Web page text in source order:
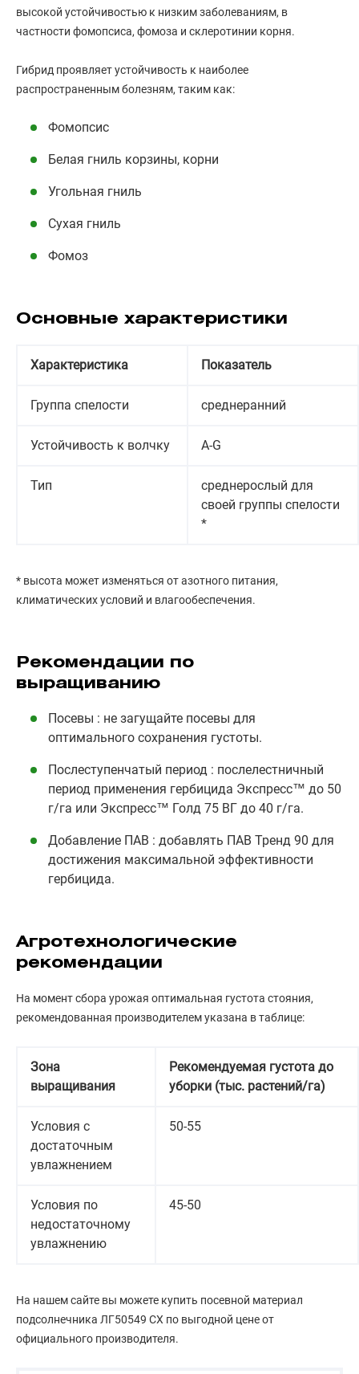
высокой устойчивостью к низким заболеваниям, в
частности фомопсиса, фомоза и склеротинии корня.
Гибрид проявляет устойчивость к наиболее
распространенным болезням, таким как:
Фомопсис
Белая гниль корзины, корни
Угольная гниль
Сухая гниль
Фомоз
Основные характеристики
Характеристика Показатель
Группа спелости среднеранний
Устойчивость к волчку А-G
Тип
среднерослый для
своей группы спелости
*
* высота может изменяться от азотного питания,
климатических условий и влагообеспечения.
Рекомендации по
выращиванию
Посевы : не загущайте посевы для
оптимального сохранения густоты.
Послеступенчатый период : послелестничный
период применения гербицида Экспресс™ до 50
г/га или Экспресс™ Голд 75 ВГ до 40 г/га.
Добавление ПАВ : добавлять ПАВ Тренд 90 для
достижения максимальной эффективности
гербицида.
Агротехнологические
рекомендации
На момент сбора урожая оптимальная густота стояния,
рекомендованная производителем указана в таблице:
Зона
выращивания
Рекомендуемая густота до
уборки (тыс. растений/га)
Условия с
достаточным
увлажнением
50-55
Условия по
недостаточному
увлажнению
45-50
На нашем сайте вы можете купить посевной материал
подсолнечника ЛГ50549 СХ по выгодной цене от
официального производителя.